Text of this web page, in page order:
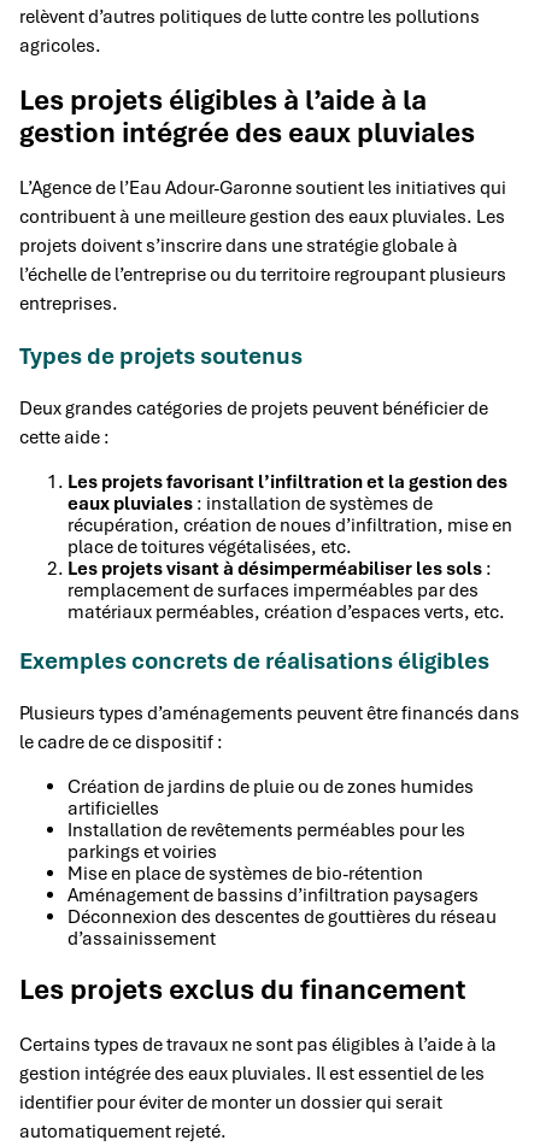
relèvent d’autres politiques de lutte contre les pollutions
agricoles.
Les projets éligibles à l’aide à la
gestion intégrée des eaux pluviales
L’Agence de l’Eau Adour-Garonne soutient les initiatives qui
contribuent à une meilleure gestion des eaux pluviales. Les
projets doivent s’inscrire dans une stratégie globale à
l’échelle de l’entreprise ou du territoire regroupant plusieurs
entreprises.
Types de projets soutenus
Deux grandes catégories de projets peuvent bénéficier de
cette aide :
Les projets favorisant l’infiltration et la gestion des
eaux pluviales : installation de systèmes de
récupération, création de noues d’infiltration, mise en
place de toitures végétalisées, etc.
Les projets visant à désimperméabiliser les sols :
remplacement de surfaces imperméables par des
matériaux perméables, création d’espaces verts, etc.
Exemples concrets de réalisations éligibles
Plusieurs types d’aménagements peuvent être financés dans
le cadre de ce dispositif :
Création de jardins de pluie ou de zones humides
artificielles
Installation de revêtements perméables pour les
parkings et voiries
Mise en place de systèmes de bio-rétention
Aménagement de bassins d’infiltration paysagers
Déconnexion des descentes de gouttières du réseau
d’assainissement
Les projets exclus du financement
Certains types de travaux ne sont pas éligibles à l’aide à la
gestion intégrée des eaux pluviales. Il est essentiel de les
identifier pour éviter de monter un dossier qui serait
automatiquement rejeté.